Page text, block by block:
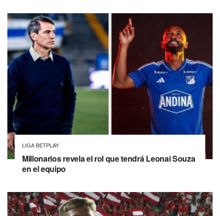
LIGA BETPLAY
Millonarios revela el rol que tendrá Leonai Souza
en el equipo